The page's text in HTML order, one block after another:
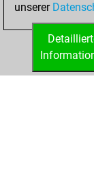
unserer